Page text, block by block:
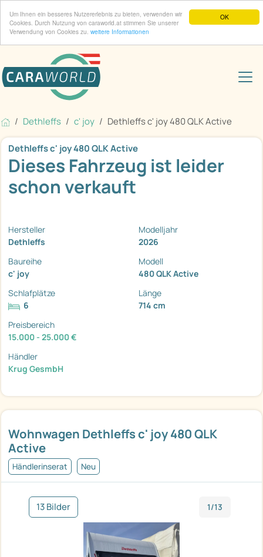
OK
Um Ihnen ein besseres Nutzererlebnis zu bieten, verwenden wir
Cookies. Durch Nutzung von caraworld.at stimmen Sie unserer
Verwendung von Cookies zu. weitere Informationen
Dethleffs c' joy Dethleffs c' joy 480 QLK Active
Wohnwagen Dethleffs c' joy 480 QLK
Active
Händlerinserat Neu
13 Bilder 1/13
Dethleffs c' joy 480 QLK Active
Dieses Fahrzeug ist leider
schon verkauft
Hersteller
Dethleffs
Modelljahr
2026
Baureihe
c' joy
Modell
480 QLK Active
Schlafplätze
6
Länge
714 cm
Preisbereich
15.000 - 25.000 €
Händler
Krug GesmbH